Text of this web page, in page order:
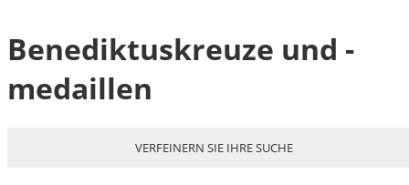
Benediktuskreuze und -
medaillen
VERFEINERN SIE IHRE SUCHE